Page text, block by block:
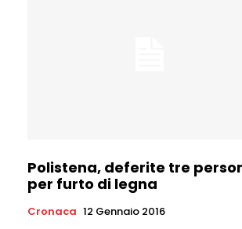
Polistena, deferite tre
per furto di legna
Cronaca 12 Gennaio 2016